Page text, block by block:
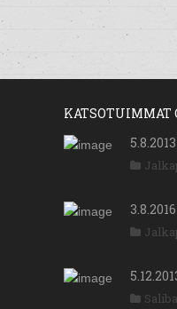
KATSOTUIMMAT